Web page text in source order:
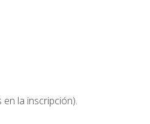
la inscripción).